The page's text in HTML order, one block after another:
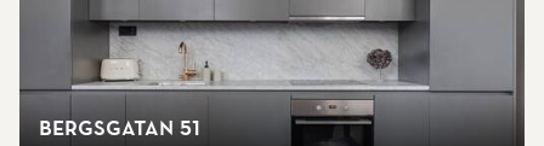
Bergsgatan 51